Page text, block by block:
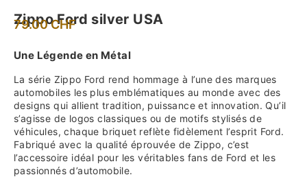
Zippo Ford silver USA
79.00CHF
Une Légende en Métal
La série Zippo Ford rend hommage à l’une des marques
automobiles les plus emblématiques au monde avec des
designs qui allient tradition, puissance et innovation. Qu’il
s’agisse de logos classiques ou de motifs stylisés de
véhicules, chaque briquet reflète fidèlement l’esprit Ford.
Fabriqué avec la qualité éprouvée de Zippo, c’est
l’accessoire idéal pour les véritables fans de Ford et les
passionnés d’automobile.